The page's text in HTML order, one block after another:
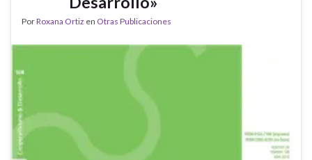
PorRoxana Ortiz en Otras Publicaciones